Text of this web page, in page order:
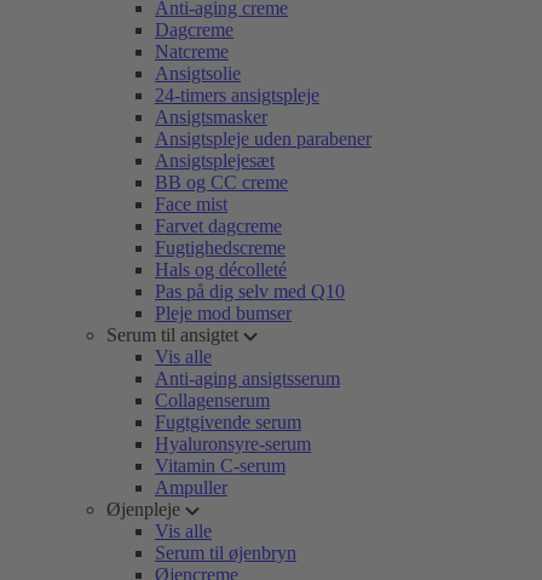
Anti-aging creme
Dagcreme
Natcreme
Ansigtsolie
24-timers ansigtspleje
Ansigtsmasker
Ansigtspleje uden parabener
Ansigtsplejesæt
BB og CC creme
Face mist
Farvet dagcreme
Fugtighedscreme
Hals og décolleté
Pas på dig selv med Q10
Pleje mod bumser
Serum til ansigtet
Vis alle
Anti-aging ansigtsserum
Collagenserum
Fugtgivende serum
Hyaluronsyre-serum
Vitamin C-serum
Ampuller
Øjenpleje
Vis alle
Serum til øjenbryn
Øjencreme